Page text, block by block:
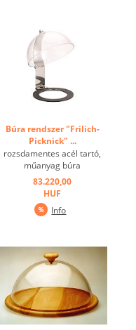
Búra rendszer "Frilich-
Picknick" ...
rozsdamentes acél tartó,
műanyag búra
rozsdamentes acél
fogantyúval ...
83.220,00
HUF
Info